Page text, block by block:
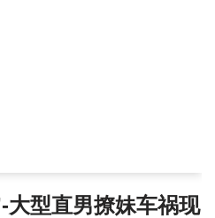
大型直男撩妹车祸现